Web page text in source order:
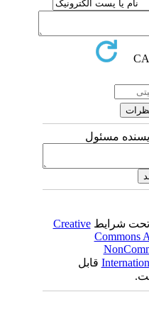
مسئول
شرایطCreative
قابل